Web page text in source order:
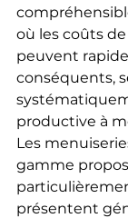
où les coûts
peuvent
conséquents,
productive à
Les
gamme
présentent